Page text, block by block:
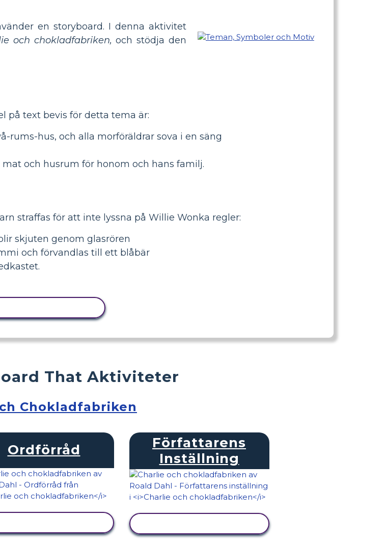
en storyboard. I denna aktivitet
och chokladfabriken, och stödja den
på text bevis för detta tema är:
hus, och alla morföräldrar sova i en säng
och husrum för honom och hans familj.
straffas för att inte lyssna på Willie Wonka regler:
skjuten genom glasrören
och förvandlas till ett blåbär
That Aktiviteter
Chokladfabriken
Ordförråd
Författarens
Inställning